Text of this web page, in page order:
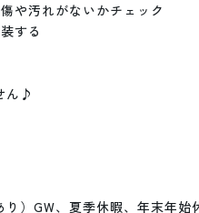
や汚れがないかチェック
する
ん♪
）GW、夏季休暇、年末年始